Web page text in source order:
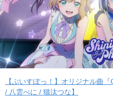
【ぶいすぽっ！】オリジナル曲
/ 八雲べに / 猫汰つな】